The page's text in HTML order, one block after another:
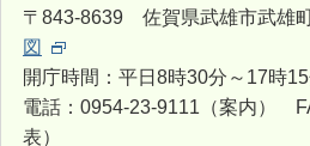
〒843-8639 佐賀県武雄市武雄
図
開庁時間：平日8時30分～17時
電話：0954-23-9111（案内）
表）